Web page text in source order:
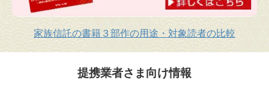
家族信託の書籍３部作の用途・対象読者の比較
提携業者さま向け情報